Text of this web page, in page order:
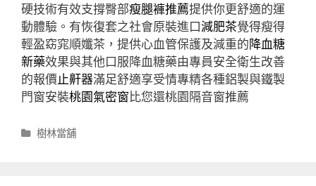
硬技術有效支撐臀部瘦腿褲推薦提供你更舒適的運
動體驗。有恢復套之社會原裝進口減肥茶覺得瘦得
輕盈窈窕順孅茶，提供心血管保護及減重的降血糖
新藥效果與其他口服降血糖藥由專員安全衛生改善
的報價止鼾器滿足舒適享受情專精各種鋁製與鐵製
門窗安裝桃園氣密窗比您還桃園隔音窗推薦
分
樹林當舖